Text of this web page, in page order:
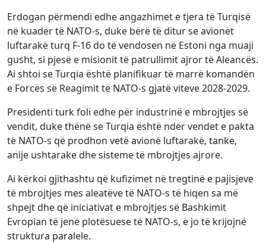
Erdogan përmendi edhe angazhimet e tjera të Turqisë
në kuadër të NATO-s, duke bërë të ditur se avionët
luftarakë turq F-16 do të vendosen në Estoni nga muaji
gusht, si pjesë e misionit të patrullimit ajror të Aleancës.
Ai shtoi se Turqia është planifikuar të marrë komandën
e Forcës së Reagimit të NATO-s gjatë viteve 2028-2029.
Presidenti turk foli edhe për industrinë e mbrojtjes së
vendit, duke thënë se Turqia është ndër vendet e pakta
të NATO-s që prodhon vetë avionë luftarakë, tanke,
anije ushtarake dhe sisteme të mbrojtjes ajrore.
Ai kërkoi gjithashtu që kufizimet në tregtinë e pajisjeve
të mbrojtjes mes aleatëve të NATO-s të hiqen sa më
shpejt dhe që iniciativat e mbrojtjes së Bashkimit
Evropian të jenë plotësuese të NATO-s, e jo të krijojnë
struktura paralele.